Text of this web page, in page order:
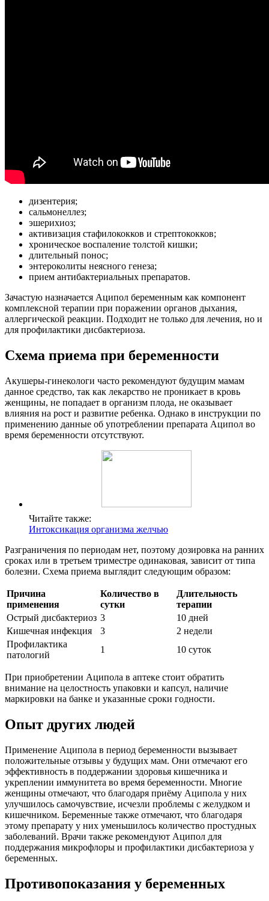
дизентерия;
сальмонеллез;
эшерихиоз;
активизация стафилококков и стрептококков;
хроническое воспаление толстой кишки;
длительный понос;
энтероколиты неясного генеза;
прием антибактериальных препаратов.
Зачастую назначается Аципол беременным как компонент
комплексной терапии при поражении органов дыхания,
аллергической реакции. Подходит не только для лечения, но и
для профилактики дисбактериоза.
Схема приема при беременности
Акушеры-гинекологи часто рекомендуют будущим мамам
данное средство, так как лекарство не проникает в кровь
женщины, не попадает в организм плода, не оказывает
влияния на рост и развитие ребенка. Однако в инструкции по
применению данные об употреблении препарата Аципол во
время беременности отсутствуют.
Читайте также:
Интоксикация организма желчью
Разграничения по периодам нет, поэтому дозировка на ранних
сроках или в третьем триместре одинаковая, зависит от типа
болезни. Схема приема выглядит следующим образом:
Причина
применения
Количество в
сутки
Длительность
терапии
Острый дисбактериоз 3
10 дней
Кишечная инфекция
3
2 недели
Профилактика
патологий
1 10 суток
При приобретении Аципола в аптеке стоит обратить
внимание на целостность упаковки и капсул, наличие
маркировки на банке и указанные сроки годности.
Опыт других людей
Применение Аципола в период беременности вызывает
положительные отзывы у будущих мам. Они отмечают его
эффективность в поддержании здоровья кишечника и
укреплении иммунитета во время беременности. Многие
женщины отмечают, что благодаря приёму Аципола у них
улучшилось самочувствие, исчезли проблемы с желудком и
кишечником. Беременные также отмечают, что благодаря
этому препарату у них уменьшилось количество простудных
заболеваний. Врачи также рекомендуют Аципол для
поддержания микрофлоры и профилактики дисбактериоза у
беременных.
Противопоказания у беременных